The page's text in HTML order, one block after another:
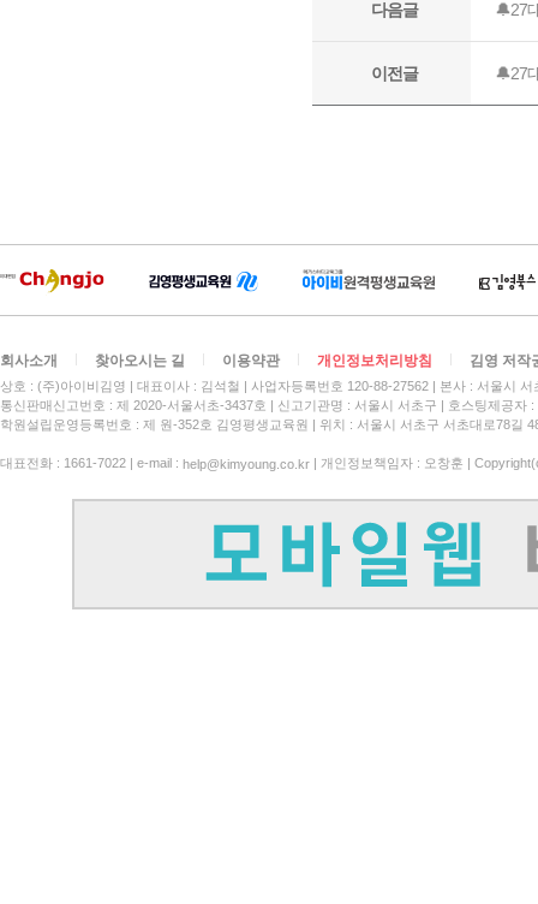
회사소개 찾아오시는 길 이용약관 개인정보처리방침 김영 저작
상호 : (주)아이비김영 대표이사 : 김석철 사업자등록번호 120-88-27562
본사 : 서울시
통신판매신고번호 : 제 2020-서울서초-3437호
신고기관명 : 서울시 서초구
호스팅제공자
학원설립운영등록번호 : 제 원-352호 김영평생교육원 | 위치 : 서울시 서초구 서초대로78길
대표전화 : 1661-7022 | e-mail : help@kimyoung.co.kr | 개인정보책임자 : 오창훈 |